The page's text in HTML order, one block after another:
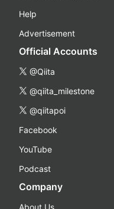
Help
Advertisement
Official Accounts
@Qiita
@qiita_milestone
@qiitapoi
Facebook
YouTube
Podcast
Company
About Us